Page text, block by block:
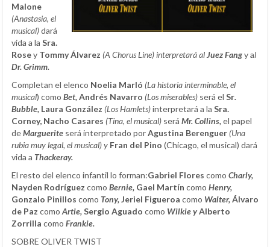
Malone
(Anastasia, el
musical)dará
vida a la Sra.
Rosey Tommy Álvarez (A Chorus Line) interpretará alJuez Fangy al
Dr. Grimm.
Completan el elenco Noelia Marló (La historia interminable, el
musical) como Bet, Andrés Navarro (Los miserables) será el Sr.
Bubble, Laura González (Los Hamlets)interpretará a la Sra.
Corney, Nacho Casares (Tina, el musical) será Mr. Collins, el papel
deMarguerite será interpretado porAgustina Berenguer (Una
rubia muy legal, el musical) y Fran del Pino (Chicago, el musical) dará
vida a Thackeray.
El resto del elenco infantil lo forman:Gabriel Flores como Charly,
Nayden Rodríguez como Bernie, Gael Martín como Henry,
Gonzalo Pinillos como Tony, Jeriel Figueroa como Walter, Álvaro
de Paz como Artie, Sergio Aguado como Wilkie yAlberto
Zorrilla como Frankie.
SOBRE OLIVER TWIST